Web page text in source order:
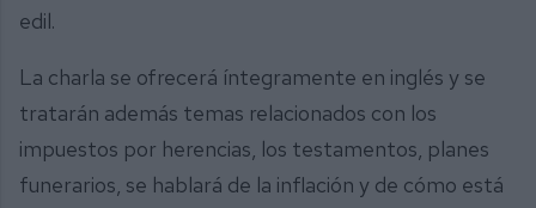
edil.
La charla se ofrecerá íntegramente en inglés y se
tratarán además temas relacionados con los
impuestos por herencias, los testamentos, planes
funerarios, se hablará de la inflación y de cómo está